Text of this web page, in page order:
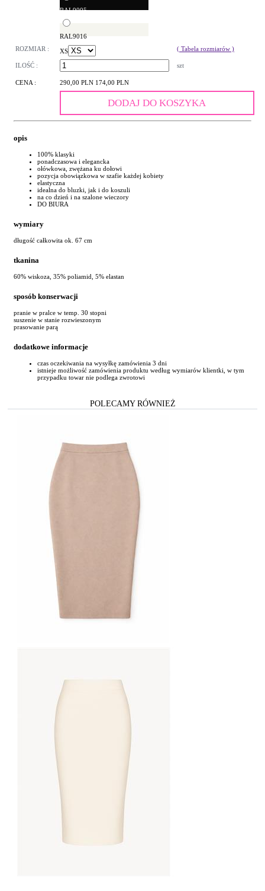
RAL9005
RAL9016
ROZMIAR : XS ( Tabela rozmiarów )
ILOŚĆ : szt
CENA : 290,00 PLN 174,00 PLN
DODAJ DO KOSZYKA
opis
100% klasyki
ponadczasowa i elegancka
ołówkowa, zwężana ku dołowi
pozycja obowiązkowa w szafie każdej kobiety
elastyczna
idealna do bluzki, jak i do koszuli
na co dzień i na szalone wieczory
DO BIURA
wymiary
długość całkowita ok. 67 cm
tkanina
60% wiskoza, 35% poliamid, 5% elastan
sposób konserwacji
pranie w pralce w temp. 30 stopni
suszenie w stanie rozwieszonym
prasowanie parą
dodatkowe informacje
czas oczekiwania na wysyłkę zamówienia 3 dni
istnieje możliwość zamówienia produktu według wymiarów klientki, w tym
przypadku towar nie podlega zwrotowi
POLECAMY RÓWNIEŻ